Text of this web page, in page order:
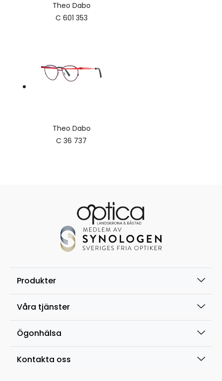
Theo Dabo
C 601 353
Theo Dabo
C 36 737
Produkter
Våra tjänster
Ögonhälsa
Kontakta oss